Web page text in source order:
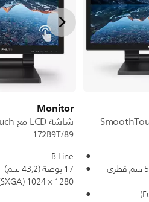
22 (21,5 بوصة / 54,6 سم قطري
Monitor
شاشة LCD مع SmoothTouch
172B9T/89
B Line
17 بوصة (43,2 سم)
1280‏ × 1024 (SXGA)